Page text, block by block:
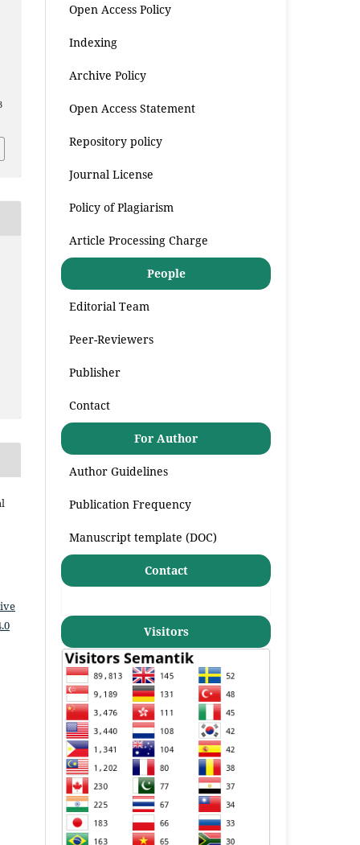
Open Access Policy
Indexing
Archive Policy
Open Access Statement
Repository policy
Journal License
Policy of Plagiarism
Article Processing Charge
People
Editorial Team
Peer-Reviewers
Publisher
Contact
For Author
Author Guidelines
Publication Frequency
Manuscript template (DOC)
Contact
Visitors